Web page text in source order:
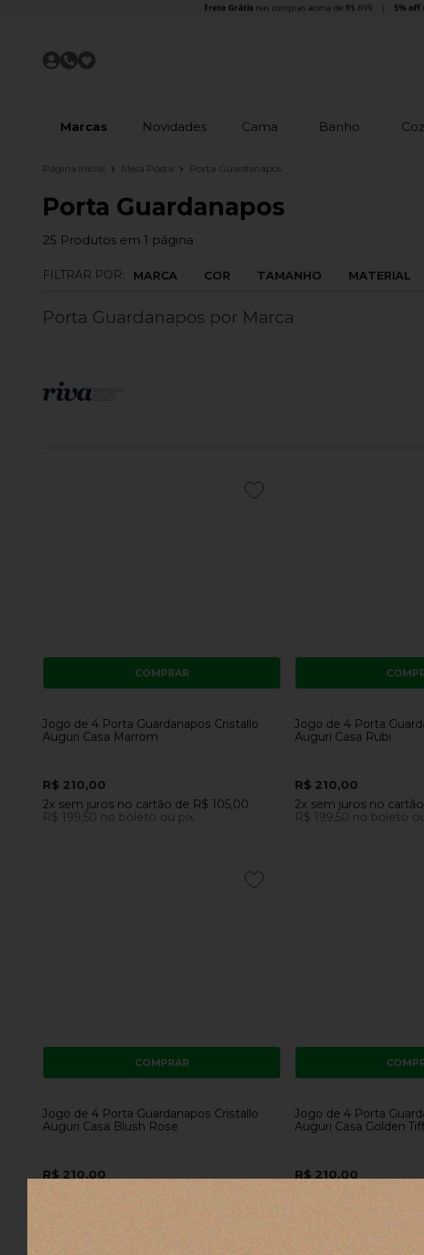
Marcas Novidades Cama Banho
Página Inicial Mesa Posta Porta Guardanapos
Porta Guardanapos
25 Produtos em 1 página
FILTRAR POR: MARCA COR TAMANHO MATERIAL
Porta Guardanapos por Marca
Jogo de 4 Porta Guardanapos Cristallo
Auguri Casa Marrom
R$ 210,00
2x sem juros no cartão de R$ 105,00
R$ 199,50 no boleto ou pix
COMPRAR
Jogo de 4 Porta
Auguri Casa Rubi
R$ 210,00
2x sem juros no cartão
R$ 199,50 no boleto
Jogo de 4 Porta Guardanapos Cristallo
Auguri Casa Blush Rose
R$ 210,00
COMPRAR
Jogo de 4 Porta
Auguri Casa Golden
R$ 210,00